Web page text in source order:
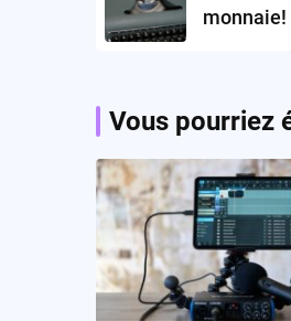
monnaie!
Vous pourriez